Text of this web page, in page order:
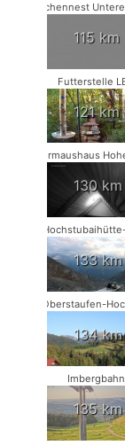
Storchennest
115 km
Futterstelle
121 km
Fledermaushaus
130 km
Hochstubaihütte-
133 km
Oberstaufen-
134 km
Imbergbahn
135 km